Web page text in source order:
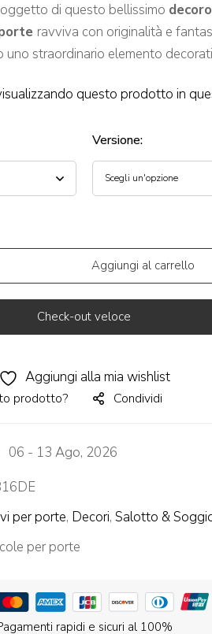
di questo bellissimo
ravviva con originalità e
uno straordinario elemento
questo prodotto in
Versione:
Aggiungi al carrello
Check-out veloce
Aggiungi alla mia wishlist
prodotto? Condividi
06 - 13 Ago, 2026
per porte, Decori, Salotto &
per porte
rapidi e sicuri al 100%